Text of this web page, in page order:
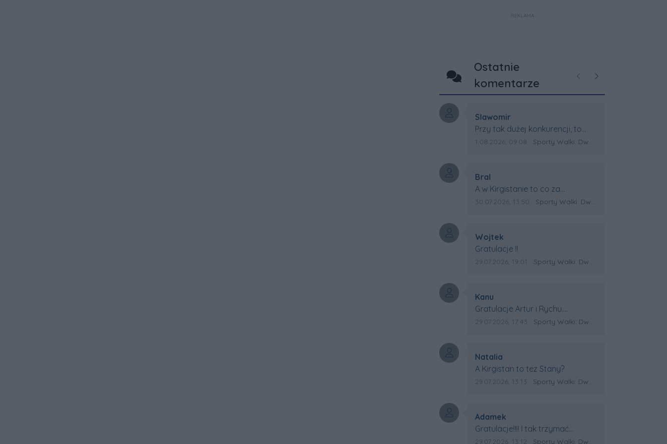
REKLAMA
Ostatnie
komentarze
PoprzednieNastępne
Autor komentarza:
Slawomir
Treść komentarza:
Przy tak dużej konkurencji, to
wielki sukces Artura. Gratulacje !
Data dodania komentarza:
1.08.2026, 09:08 Źródło komentarza:
Sporty Walki: Dwa medale za oceanem
Autor komentarza:
Bral
Treść komentarza:
A w Kirgistanie to co za
Mistrzostwa Swiata?
Data dodania komentarza:
30.07.2026, 13:50 Źródło komentarza:
Sporty Walki: Dwa medale za oceanem
Autor komentarza:
Wojtek
Treść komentarza:
Gratulacje !!
Data dodania komentarza:
29.07.2026, 19:01 Źródło komentarza:
Sporty Walki: Dwa medale za oceanem
Autor komentarza:
Kanu
Treść komentarza:
Gratulacje Artur i Rychu.
Powodzenia dla Kirgistanu.
Data dodania komentarza:
29.07.2026, 17:43 Źródło komentarza:
Sporty Walki: Dwa medale za oceanem
Autor komentarza:
Natalia
Treść komentarza:
A Kirgistan to tez Stany?
Data dodania komentarza:
29.07.2026, 13:13 Źródło komentarza:
Sporty Walki: Dwa medale za oceanem
Autor komentarza:
Adamek
Treść komentarza:
Gratulacje!!!! I tak trzymać
Kirgistan czeka na powtórkę z
Data dodania komentarza:
29.07.2026, 13:12 Źródło komentarza:
Sporty Walki: Dwa medale za oceanem